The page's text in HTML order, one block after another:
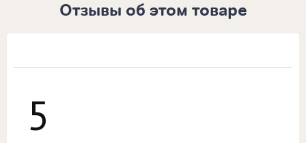
Отзывы об этом товаре
5